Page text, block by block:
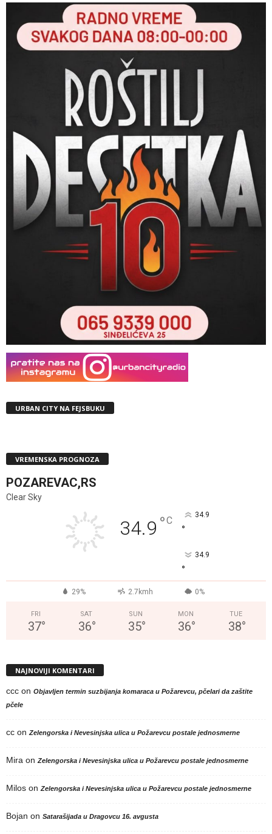
URBAN CITY NA FEJSBUKU
VREMENSKA PROGNOZA
POZAREVAC,RS
Clear Sky
34.9 °C 34.9
°
34.9
°
29% 2.7kmh 0%
FRI
37°
SAT
36°
SUN
35°
MON
36°
TUE
38°
NAJNOVIJI KOMENTARI
ccc on Objavljen termin suzbijanja komaraca u Požarevcu, pčelari da zaštite
pčele
cc on Zelengorska i Nevesinjska ulica u Požarevcu postale jednosmerne
Mira on Zelengorska i Nevesinjska ulica u Požarevcu postale jednosmerne
Milos on Zelengorska i Nevesinjska ulica u Požarevcu postale jednosmerne
Bojan on Satarašijada u Dragovcu 16. avgusta